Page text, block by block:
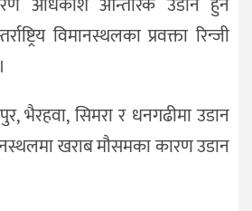
विमानस्थलका प्रवक्ता रिन्जी
भैरहवा, सिमरा र धनगढीमा उडान
खराब मौसमका कारण उडान